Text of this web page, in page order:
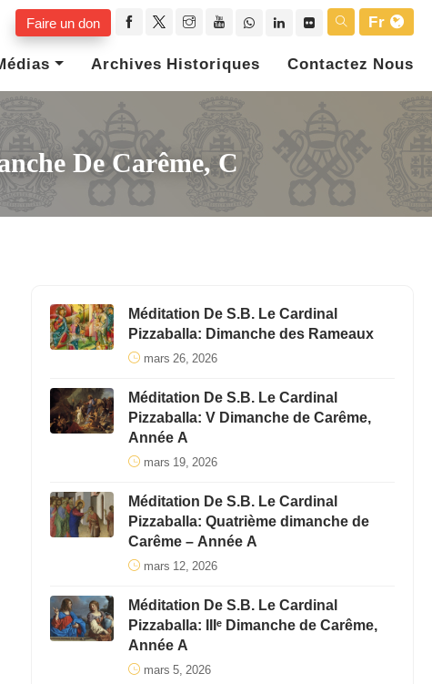
Faire un don
Fr
Archives Historiques Contactez Nous
De Carême, C
Méditation De S.B. Le Cardinal
Pizzaballa: Dimanche des Rameaux
mars 26, 2026
Méditation De S.B. Le Cardinal
Pizzaballa: V Dimanche de Carême,
Année A
mars 19, 2026
Méditation De S.B. Le Cardinal
Pizzaballa: Quatrième dimanche de
Carême – Année A
mars 12, 2026
Méditation De S.B. Le Cardinal
Pizzaballa: IIIᵉ Dimanche de Carême,
Année A
mars 5, 2026